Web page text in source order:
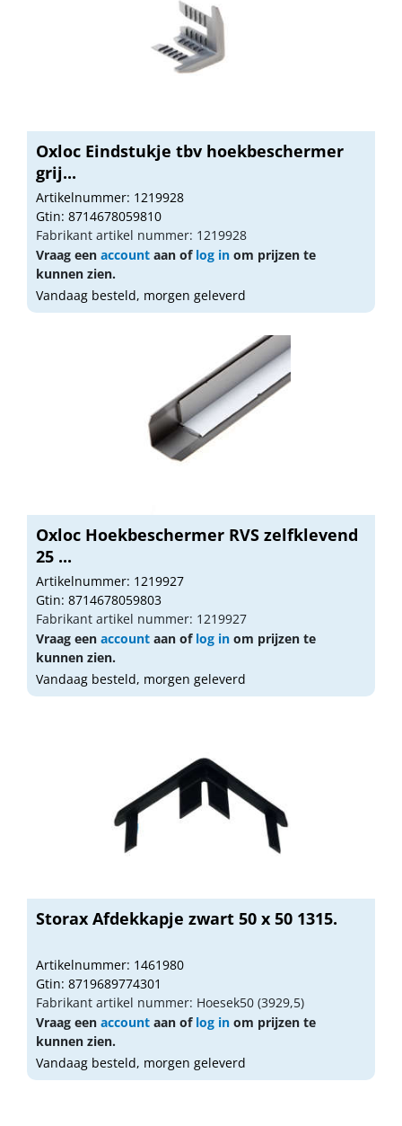
Oxloc Eindstukje tbv hoekbeschermer
grij...
Artikelnummer: 1219928
Gtin: 8714678059810
Fabrikant artikel nummer: 1219928
Vraag een account aan of log in om prijzen te
kunnen zien.
Vandaag besteld, morgen geleverd
Oxloc Hoekbeschermer RVS zelfklevend
25 ...
Artikelnummer: 1219927
Gtin: 8714678059803
Fabrikant artikel nummer: 1219927
Vraag een account aan of log in om prijzen te
kunnen zien.
Vandaag besteld, morgen geleverd
Storax Afdekkapje zwart 50 x 50 1315.
Artikelnummer: 1461980
Gtin: 8719689774301
Fabrikant artikel nummer: Hoesek50 (3929,5)
Vraag een account aan of log in om prijzen te
kunnen zien.
Vandaag besteld, morgen geleverd